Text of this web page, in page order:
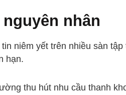
nhân
niêm yết trên nhiều sàn
hạn.
thu hút nhu cầu thanh